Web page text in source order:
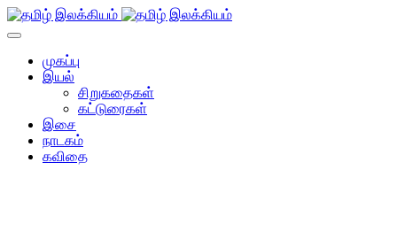
முகப்பு
இயல்
சிறுகதைகள்
கட்டுரைகள்
இசை
நாடகம்
கவிதை